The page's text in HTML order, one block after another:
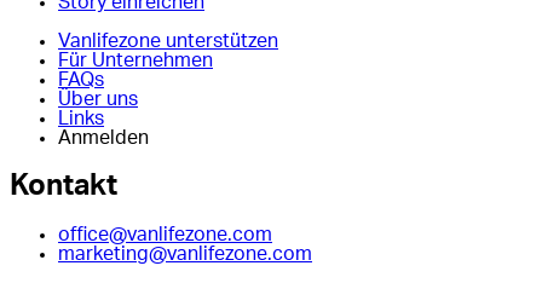
Vanlifezone unterstützen
Für Unternehmen
FAQs
Über uns
Links
Anmelden
Kontakt
office@vanlifezone.com
marketing@vanlifezone.com